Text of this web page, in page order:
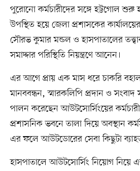
পুরোনো কর্মচারীদের সঙ্গে হট্টগোল শুরু
উপস্থিত হয়ে জেলা প্রশাসকের
সৌরভ কুমার মন্ডল ও হাসপাতালের
সমাদ্দার পরিস্থিতি নিয়ন্ত্রণে আনেন।
এর আগে প্রায় এক মাস ধরে চাকরি বহাল
মানববন্ধন, স্মারকলিপি প্রদান ও
পালন করেছেন আউটসোর্সিংয়ের
প্রশাসনিক ভবনে তালা দিয়ে অবস্থান
এর ফলে আউটডোরের সেবা কিছুটা
হাসপাতালে আউটসোর্সিং নিয়োগ